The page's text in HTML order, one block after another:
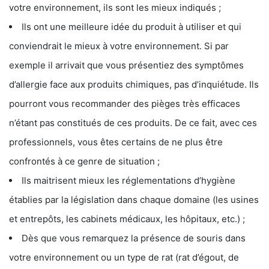
votre environnement, ils sont les mieux indiqués ;
Ils ont une meilleure idée du produit à utiliser et qui
conviendrait le mieux à votre environnement. Si par
exemple il arrivait que vous présentiez des symptômes
d’allergie face aux produits chimiques, pas d’inquiétude. Ils
pourront vous recommander des pièges très efficaces
n’étant pas constitués de ces produits. De ce fait, avec ces
professionnels, vous êtes certains de ne plus être
confrontés à ce genre de situation ;
Ils maitrisent mieux les réglementations d’hygiène
établies par la législation dans chaque domaine (les usines
et entrepôts, les cabinets médicaux, les hôpitaux, etc.) ;
Dès que vous remarquez la présence de souris dans
votre environnement ou un type de rat (rat d’égout, de